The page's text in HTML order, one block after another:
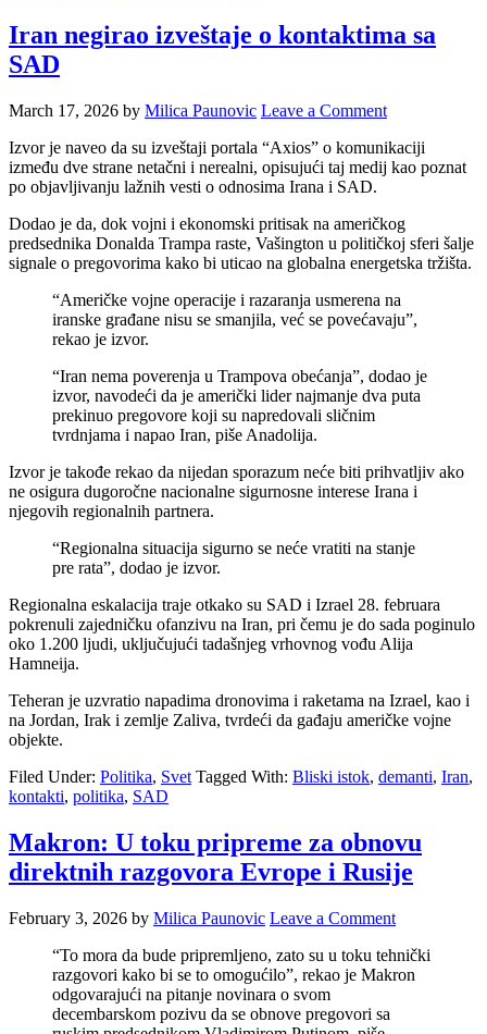
Iran negirao izveštaje o kontaktima sa
SAD
March 17, 2026 by Milica Paunovic Leave a Comment
Izvor je naveo da su izveštaji portala “Axios” o komunikaciji
između dve strane netačni i nerealni, opisujući taj medij kao poznat
po objavljivanju lažnih vesti o odnosima Irana i SAD.
Dodao je da, dok vojni i ekonomski pritisak na američkog
predsednika Donalda Trampa raste, Vašington u političkoj sferi šalje
signale o pregovorima kako bi uticao na globalna energetska tržišta.
“Američke vojne operacije i razaranja usmerena na
iranske građane nisu se smanjila, već se povećavaju”,
rekao je izvor.
“Iran nema poverenja u Trampova obećanja”, dodao je
izvor, navodeći da je američki lider najmanje dva puta
prekinuo pregovore koji su napredovali sličnim
tvrdnjama i napao Iran, piše Anadolija.
Izvor je takođe rekao da nijedan sporazum neće biti prihvatljiv ako
ne osigura dugoročne nacionalne sigurnosne interese Irana i
njegovih regionalnih partnera.
“Regionalna situacija sigurno se neće vratiti na stanje
pre rata”, dodao je izvor.
Regionalna eskalacija traje otkako su SAD i Izrael 28. februara
pokrenuli zajedničku ofanzivu na Iran, pri čemu je do sada poginulo
oko 1.200 ljudi, uključujući tadašnjeg vrhovnog vođu Alija
Hamneija.
Teheran je uzvratio napadima dronovima i raketama na Izrael, kao i
na Jordan, Irak i zemlje Zaliva, tvrdeći da gađaju američke vojne
objekte.
Filed Under: Politika, Svet Tagged With: Bliski istok, demanti, Iran,
kontakti, politika, SAD
Makron: U toku pripreme za obnovu
direktnih razgovora Evrope i Rusije
February 3, 2026 by Milica Paunovic Leave a Comment
“To mora da bude pripremljeno, zato su u toku tehnički
razgovori kako bi se to omogućilo”, rekao je Makron
odgovarajući na pitanje novinara o svom
decembarskom pozivu da se obnove pregovori sa